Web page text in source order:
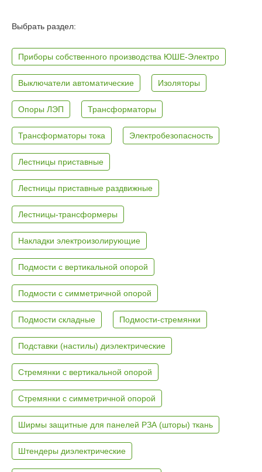
Выбрать раздел:
Приборы собственного производства ЮШЕ-Электро
Выключатели автоматические Изоляторы
Опоры ЛЭП Трансформаторы
Трансформаторы тока Электробезопасность
Лестницы приставные
Лестницы приставные раздвижные
Лестницы-трансформеры
Накладки электроизолирующие
Подмости с вертикальной опорой
Подмости с симметричной опорой
Подмости складные Подмости-стремянки
Подставки (настилы) диэлектрические
Стремянки с вертикальной опорой
Стремянки с симметричной опорой
Ширмы защитные для панелей РЗА (шторы) ткань
Штендеры диэлектрические